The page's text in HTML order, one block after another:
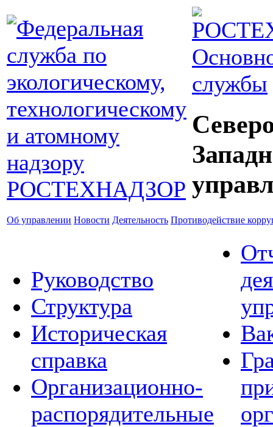
службы
Об управлении Новости Деятельность Противодействие
Руководство
Структура
Историческая
справка
Организационно-
распорядительные